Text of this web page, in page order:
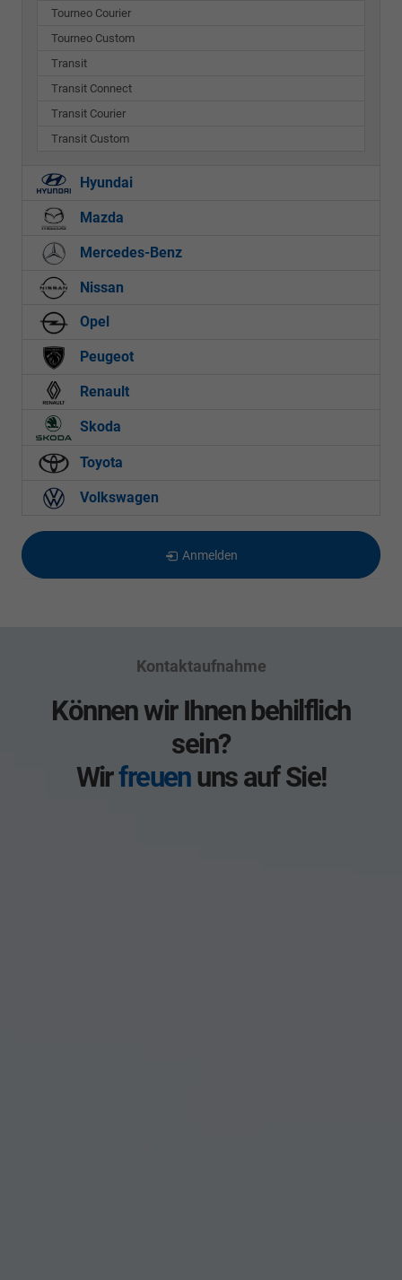
Tourneo Courier
Tourneo Custom
Transit
Transit Connect
Transit Courier
Transit Custom
Hyundai
Mazda
Mercedes-Benz
Nissan
Opel
Peugeot
Renault
Skoda
Toyota
Volkswagen
Anmelden
Kontaktaufnahme
Können wir Ihnen behilflich
sein?
Wirfreuenuns auf Sie!